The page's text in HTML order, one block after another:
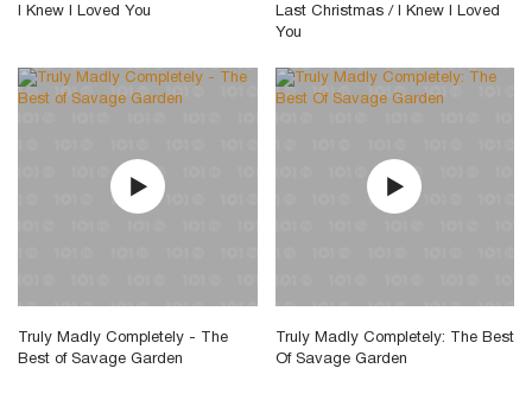
I Knew I Loved You
Last Christmas / I Knew I Loved
You
Truly Madly Completely - The
Best of Savage Garden
Truly Madly Completely: The Best
Of Savage Garden